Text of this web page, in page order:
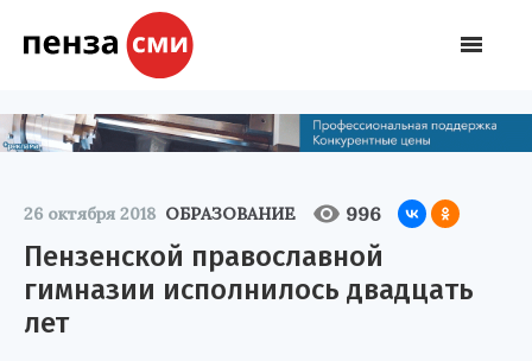
26 октября 2018 ОБРАЗОВАНИЕ 996
Пензенской православной
гимназии исполнилось двадцать
лет